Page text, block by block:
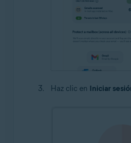
Haz clic en Iniciar